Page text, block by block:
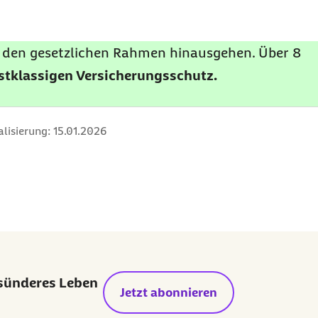
gesetzlichen Rahmen hinausgehen. Über 8
Versicherungsschutz.
15.01.2026
Leben
Jetzt abonnieren